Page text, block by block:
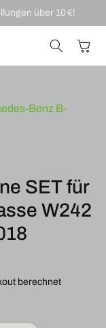
über 10 €!
Benz B-
SET für
W242
berechnet